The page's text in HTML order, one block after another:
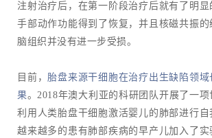
注射治疗后，在第一阶段治疗后就有了明
手部动作功能得到了恢复，并且核磁共振
脑组织并没有进一步受损。
目前，胎盘来源干细胞在治疗出生缺陷领
果。2018年澳大利亚的科研团队开展了一项
利用人类胎盘干细胞激活婴儿的肺部进行
越来越多的患有肺部疾病的早产儿加入了